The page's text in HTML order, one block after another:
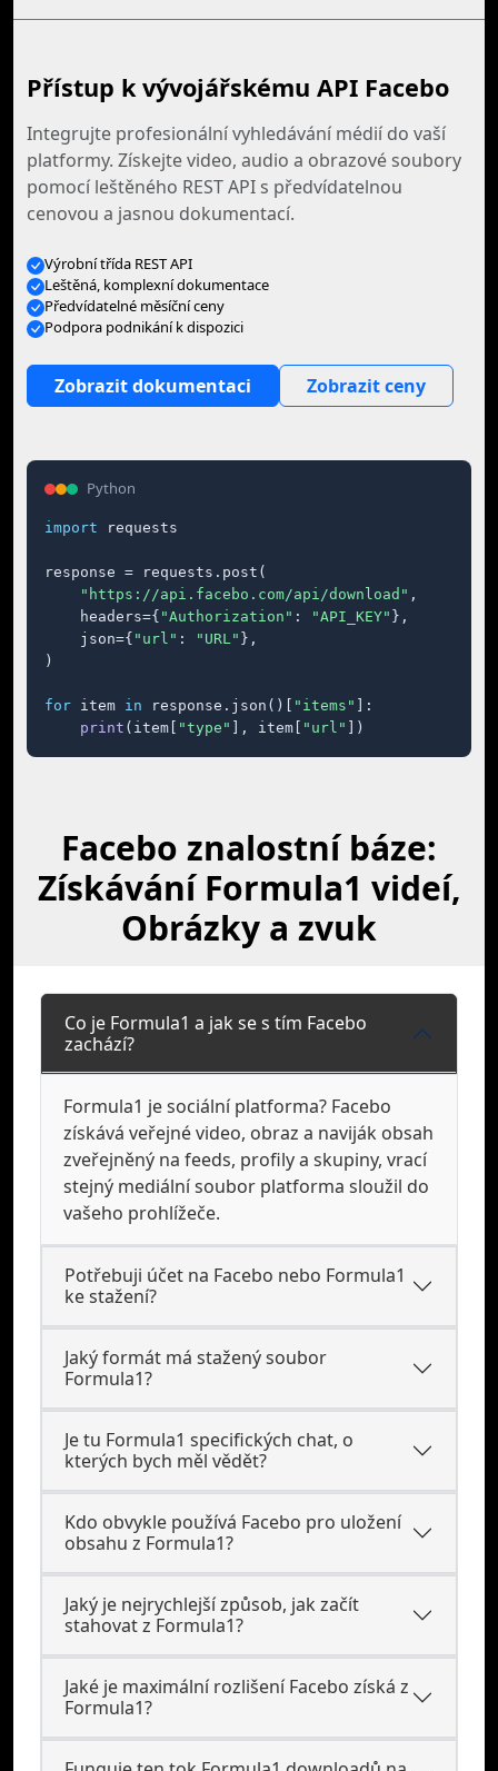
Přístup k vývojářskému API Facebo
Integrujte profesionální vyhledávání médií do vaší
platformy. Získejte video, audio a obrazové soubory
pomocí leštěného REST API s předvídatelnou
cenovou a jasnou dokumentací.
Výrobní třída REST API
Leštěná, komplexní dokumentace
Předvídatelné měsíční ceny
Podpora podnikání k dispozici
Zobrazit dokumentaci Zobrazit ceny
Python
import requests
response = requests.post(
"https://api.facebo.com/api/download" ,
    headers={
"Authorization" : "API_KEY" },
    json={
"url" : "URL" },
)
for item in response.json()[ "items"
]:
print (item[ "type" ], item[ "url" ])
Facebo znalostní báze:
Získávání Formula1 videí,
Obrázky a zvuk
Co je Formula1 a jak se s tím Facebo
zachází?
Formula1 je sociální platforma? Facebo
získává veřejné video, obraz a naviják obsah
zveřejněný na feeds, profily a skupiny, vrací
stejný mediální soubor platforma sloužil do
vašeho prohlížeče.
Potřebuji účet na Facebo nebo Formula1
ke stažení?
Jaký formát má stažený soubor
Formula1?
Je tu Formula1 specifických chat, o
kterých bych měl vědět?
Kdo obvykle používá Facebo pro uložení
obsahu z Formula1?
Jaký je nejrychlejší způsob, jak začít
stahovat z Formula1?
Jaké je maximální rozlišení Facebo získá z
Formula1?